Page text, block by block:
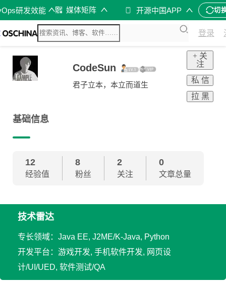
研发效能 媒体矩阵 开源中国APP 切
登录
CodeSun
君子立本，本立而道生
+ 关
注
私 信
拉 黑
基础信息
12
经验值
8
粉丝
2
关注
0
文章总量
技术雷达
专长领域：Java EE, J2ME/K-Java, Python
开发平台：游戏开发, 手机软件开发, 网页设
计/UI/UED, 软件测试/QA